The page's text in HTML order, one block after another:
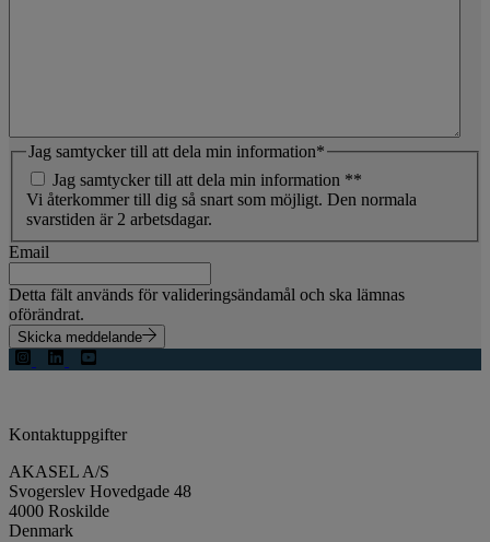
Jag samtycker till att dela min information*
Jag samtycker till att dela min information **
Vi återkommer till dig så snart som möjligt. Den normala
svarstiden är 2 arbetsdagar.
Email
Detta fält används för valideringsändamål och ska lämnas
oförändrat.
Skicka meddelande
Kontaktuppgifter
AKASEL A/S
Svogerslev Hovedgade 48
4000 Roskilde
Denmark